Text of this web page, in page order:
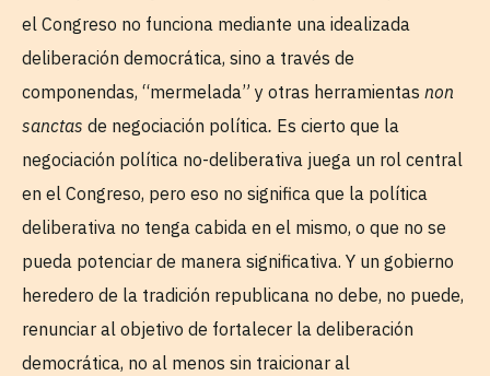
el Congreso no funciona mediante una idealizada
deliberación democrática, sino a través de
componendas, “mermelada” y otras herramientas non
sanctas de negociación política. Es cierto que la
negociación política no-deliberativa juega un rol central
en el Congreso, pero eso no significa que la política
deliberativa no tenga cabida en el mismo, o que no se
pueda potenciar de manera significativa. Y un gobierno
heredero de la tradición republicana no debe, no puede,
renunciar al objetivo de fortalecer la deliberación
democrática, no al menos sin traicionar al